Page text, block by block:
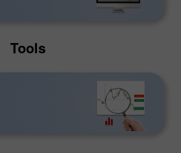
Tools